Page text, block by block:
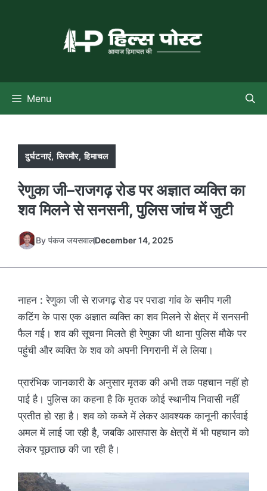
Menu
दुर्घटनाएं,सिरमौर,हिमाचल
रेणुका जी–राजगढ़ रोड पर अज्ञात व्यक्ति का
शव मिलने से सनसनी, पुलिस जांच में जुटी
By पंकज जयसवालDecember 14, 2025
नाहन : रेणुका जी से राजगढ़ रोड पर पराडा गांव के समीप गली
कटिंग के पास एक अज्ञात व्यक्ति का शव मिलने से क्षेत्र में सनसनी
फैल गई। शव की सूचना मिलते ही रेणुका जी थाना पुलिस मौके पर
पहुंची और व्यक्ति के शव को अपनी निगरानी में ले लिया।
प्रारंभिक जानकारी के अनुसार मृतक की अभी तक पहचान नहीं हो
पाई है। पुलिस का कहना है कि मृतक कोई स्थानीय निवासी नहीं
प्रतीत हो रहा है। शव को कब्जे में लेकर आवश्यक कानूनी कार्रवाई
अमल में लाई जा रही है, जबकि आसपास के क्षेत्रों में भी पहचान को
लेकर पूछताछ की जा रही है।